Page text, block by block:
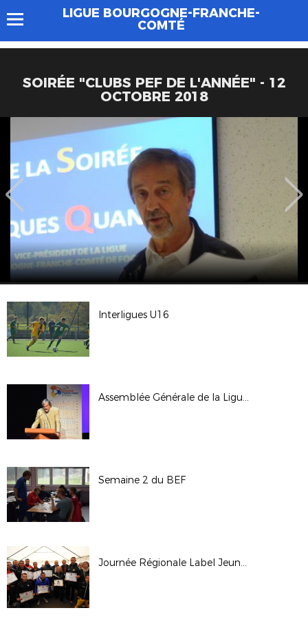
LIGUE BOURGOGNE-FRANCHE-
COMTÉ
SOIRÉE "CLUBS PEF DE L'ANNÉE" - 12
OCTOBRE 2018
Interligues U16
Assemblée Générale de la Ligue - Octobre 2017
Semaine 2 du BEF
Journée Régionale Label Jeunes